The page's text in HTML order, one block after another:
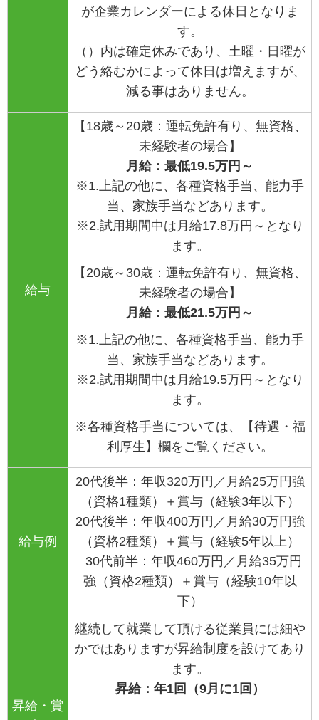
が企業カレンダーによる休日となりま
す。
（）内は確定休みであり、土曜・日曜が
どう絡むかによって休日は増えますが、
減る事はありません。
給与
【18歳～20歳：運転免許有り、無資格、
未経験者の場合】
月給：最低19.5万円～
※1.上記の他に、各種資格手当、能力手
当、家族手当などあります。
※2.試用期間中は月給17.8万円～となり
ます。
【20歳～30歳：運転免許有り、無資格、
未経験者の場合】
月給：最低21.5万円～
※1.上記の他に、各種資格手当、能力手
当、家族手当などあります。
※2.試用期間中は月給19.5万円～となり
ます。
※各種資格手当については、【待遇・福
利厚生】欄をご覧ください。
給与例
20代後半：年収320万円／月給25万円強
（資格1種類）＋賞与（経験3年以下）
20代後半：年収400万円／月給30万円強
（資格2種類）＋賞与（経験5年以上）
30代前半：年収460万円／月給35万円
強（資格2種類）＋賞与（経験10年以
下）
昇給・賞
継続して就業して頂ける従業員には細や
かではありますが昇給制度を設けてあり
ます。
昇給：年1回（9月に1回）